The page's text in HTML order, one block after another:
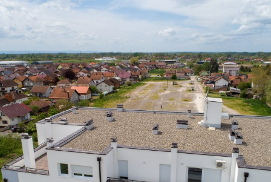
Zgrada 3
STANOVI